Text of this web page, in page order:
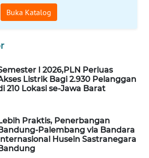
Buka Katalog
I 2026,PLN Perluas
Listrik Bagi 2.930 Pelanggan
210 Lokasi se-Jawa Barat
Praktis, Penerbangan
Palembang via Bandara
Husein Sastranegara